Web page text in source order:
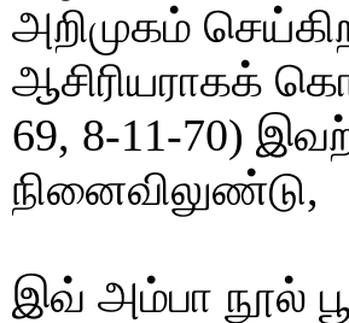
அறிமுகம்
ஆசிரியராகக்
69, 8-11-70)
நினைவிலுண்டு,
இவ் அம்பா நூல்